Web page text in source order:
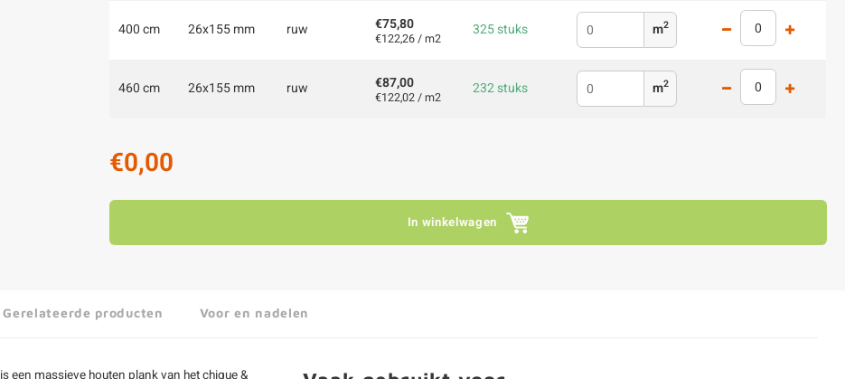
400 cm 26x155 mm ruw €75,80
€122,26 / m2 325 stuks m2
460 cm 26x155 mm ruw €87,00
€122,02 / m2 232 stuks m2
€0,00
In winkelwagen
Gerelateerde producten Voor en nadelen
is een massieve houten plank van het chique &